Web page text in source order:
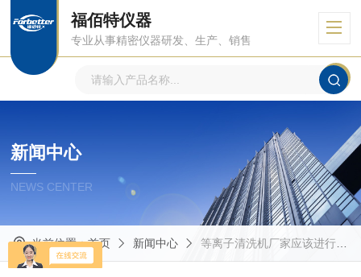
福佰特仪器
专业从事精密仪器研发、生产、销售
新闻中心
NEWS CENTER
当前位置：首页 新闻中心 等离子清洗机厂家应该进行潮流趋势研究